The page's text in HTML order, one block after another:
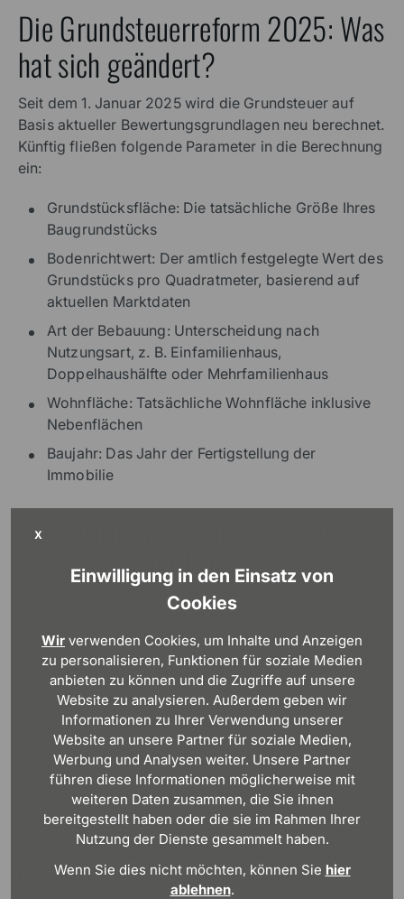
X
Einwilligung in den Einsatz von
Cookies
Wir verwenden Cookies, um Inhalte und Anzeigen
zu personalisieren, Funktionen für soziale Medien
anbieten zu können und die Zugriffe auf unsere
Website zu analysieren. Außerdem geben wir
Informationen zu Ihrer Verwendung unserer
Website an unsere Partner für soziale Medien,
Werbung und Analysen weiter. Unsere Partner
führen diese Informationen möglicherweise mit
weiteren Daten zusammen, die Sie ihnen
bereitgestellt haben oder die sie im Rahmen Ihrer
Nutzung der Dienste gesammelt haben.
Wenn Sie dies nicht möchten, können Sie hier
ablehnen.
Die Grundsteuerreform 2025: Was
hat sich geändert?
Seit dem 1. Januar 2025 wird die Grundsteuer auf
Basis aktueller Bewertungsgrundlagen neu berechnet.
Künftig fließen folgende Parameter in die Berechnung
ein:
Grundstücksfläche: Die tatsächliche Größe Ihres
Baugrundstücks
Bodenrichtwert: Der amtlich festgelegte Wert des
Grundstücks pro Quadratmeter, basierend auf
aktuellen Marktdaten
Art der Bebauung: Unterscheidung nach
Nutzungsart, z. B. Einfamilienhaus,
Doppelhaushälfte oder Mehrfamilienhaus
Wohnfläche: Tatsächliche Wohnfläche inklusive
Nebenflächen
Baujahr: Das Jahr der Fertigstellung der
Immobilie
Grundsteuer für den Hausbau seit 2025:
Das neue 3-Schritt-Modell
Seit dem 1. Januar ergibt sich die Grundsteuer nach
dem Bundes- oder Ländermodell aus drei Faktoren:
Grundsteuerwert (gemäß Grundstücksfläche,
Bodenrichtwert und Bebauung)
Steuermesszahl (variiert nach Grundstücksart:
0,31 % für Wohngrundstücke)
Kommunaler Hebesatz
Somit berechnet sich die Grundsteuer anhand dieser
Formel:
Wert des Grundbesitzes x Steuermesszahl x
Hebesatz